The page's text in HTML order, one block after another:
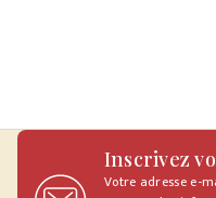
Inscrivez
Votre adresse e-